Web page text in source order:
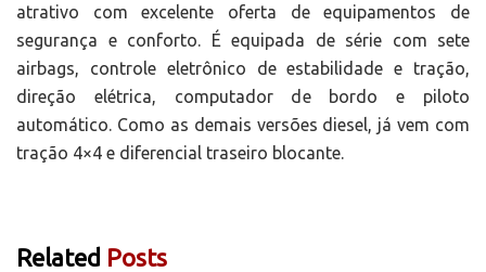
atrativo com excelente oferta de equipamentos de
segurança e conforto. É equipada de série com sete
airbags, controle eletrônico de estabilidade e tração,
direção elétrica, computador de bordo e piloto
automático. Como as demais versões diesel, já vem com
tração 4×4 e diferencial traseiro blocante.
Related Posts